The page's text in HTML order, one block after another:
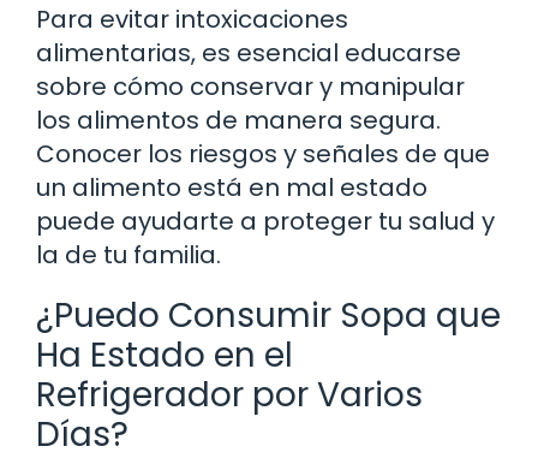
Para evitar intoxicaciones
alimentarias, es esencial educarse
sobre cómo conservar y manipular
los alimentos de manera segura.
Conocer los riesgos y señales de que
un alimento está en mal estado
puede ayudarte a proteger tu salud y
la de tu familia.
¿Puedo Consumir Sopa que
Ha Estado en el
Refrigerador por Varios
Días?